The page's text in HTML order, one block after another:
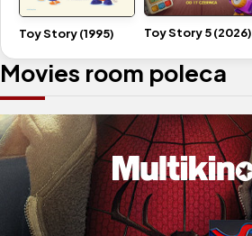
Movies room poleca
Toy Story (1995) Toy Story 5 (2026)